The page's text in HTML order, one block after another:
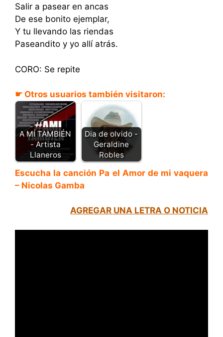
Salir a pasear en ancas
De ese bonito ejemplar,
Y tu llevando las riendas
Paseandito y yo allí atrás.
CORO: Se repite
☛ Otros usuarios también visitaron:
A MÍ TAMBIÉN
- Artista
Llaneros
Dia de olvido -
Geraldine
Robles
Escucha la canción Pa el Amor de mi vaquera
– Nicolas Gamba
AGREGAR UNA LETRA O NOTICIA